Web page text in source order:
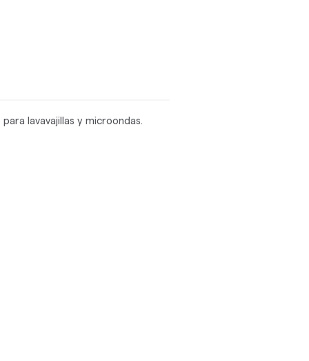
lavavajillas y microondas.